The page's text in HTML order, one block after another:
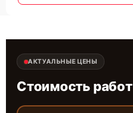
АКТУАЛЬНЫЕ ЦЕНЫ
Стоимость работ